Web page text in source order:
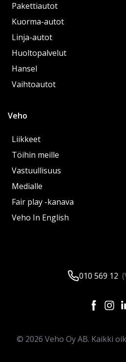
Pakettiautot
Kuorma-autot
Linja-autot
Huoltopalvelut
Hansel
Vaihtoautot
Veho
Liikkeet
Töihin meille
Vastuullisuus
Medialle
Fair play -kanava
Veho In English
010 569 12
© 2026 Veho Oy AB. Kaikki